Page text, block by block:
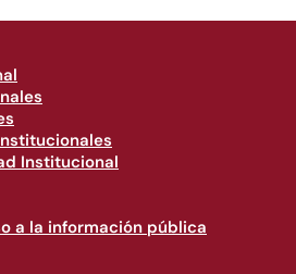
Institucional
a la información pública